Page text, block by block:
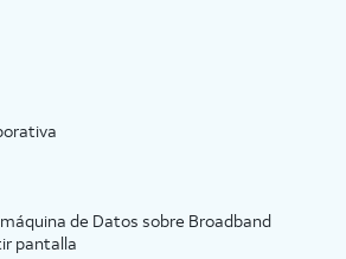
de Datos sobre Broadband
pantalla